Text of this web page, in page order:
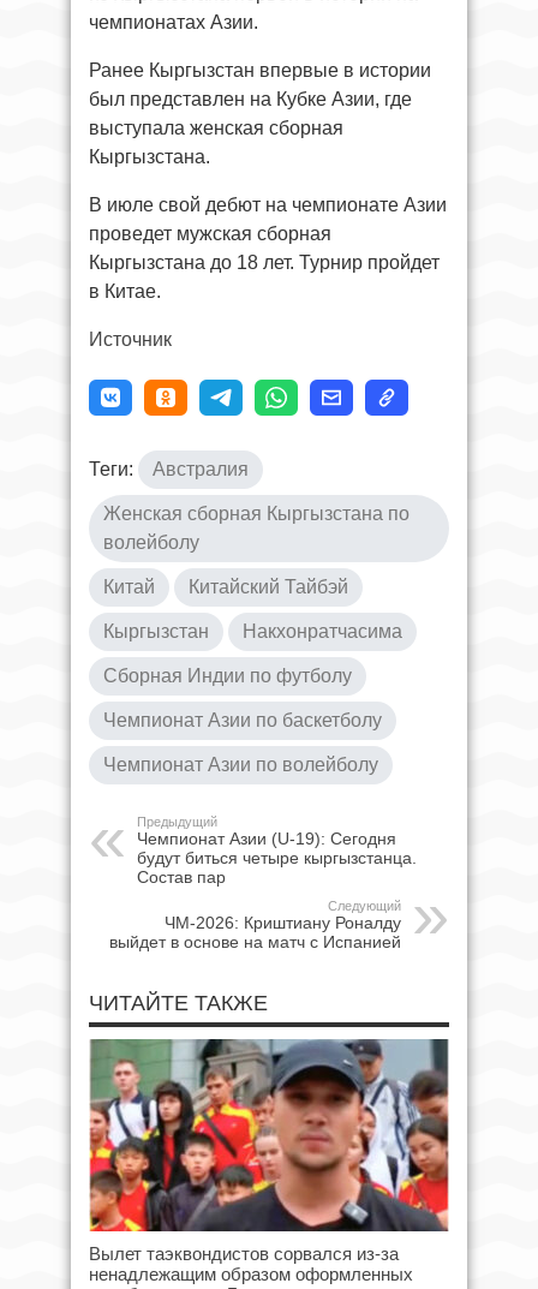
чемпионатах Азии.
Ранее Кыргызстан впервые в истории
был представлен на Кубке Азии, где
выступала женская сборная
Кыргызстана.
В июле свой дебют на чемпионате Азии
проведет мужская сборная
Кыргызстана до 18 лет. Турнир пройдет
в Китае.
Источник
Теги: Австралия
Женская сборная Кыргызстана по
волейболу
Китай Китайский Тайбэй
Кыргызстан Накхонратчасима
Сборная Индии по футболу
Чемпионат Азии по баскетболу
Чемпионат Азии по волейболу
Предыдущий
Чемпионат Азии (U-19): Сегодня
будут биться четыре кыргызстанца.
Состав пар
Следующий
ЧМ-2026: Криштиану Роналду
выйдет в основе на матч с Испанией
ЧИТАЙТЕ ТАКЖЕ
Вылет таэквондистов сорвался из-за
ненадлежащим образом оформленных